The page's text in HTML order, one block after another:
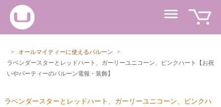
> オールマイティーに使えるバルーン
>
ラベンダースターとレッドハート、ガーリーユニコーン、ピンクハート【お祝
いやパーティーのバルーン電報・装飾】
ラベンダースターとレッドハート、ガーリーユニコーン、ピンクハ